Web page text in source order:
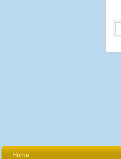
Home